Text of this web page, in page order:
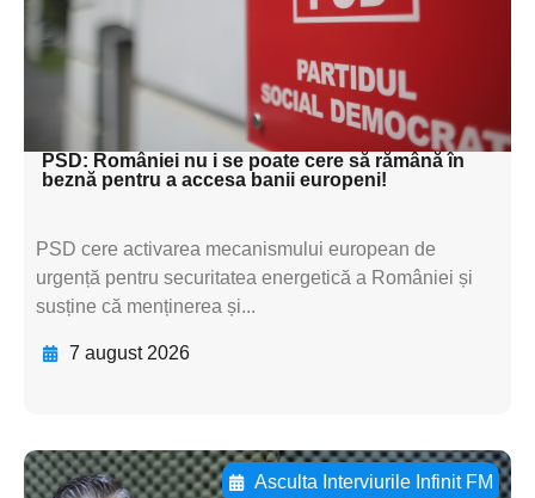
textul pentru
subtitluAdaugă aici
textul pentru subti
PSD: României nu i se poate cere să rămână în
beznă pentru a accesa banii europeni!
PSD cere activarea mecanismului european de
urgență pentru securitatea energetică a României și
susține că menținerea și...
7 august 2026
Asculta Interviurile Infinit FM